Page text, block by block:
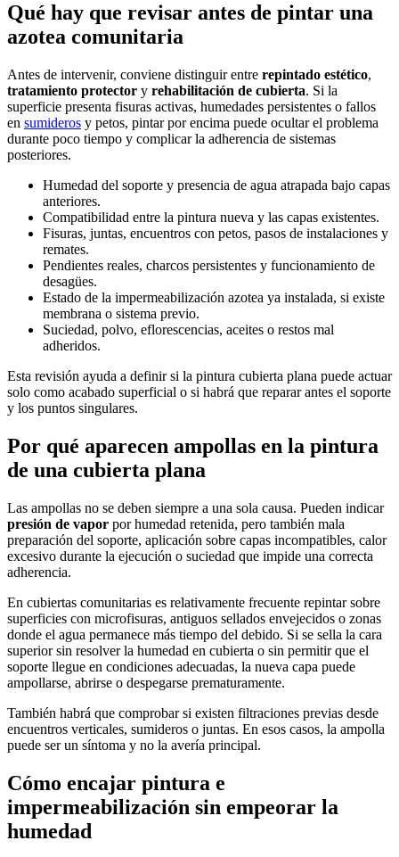
Qué hay que revisar antes de pintar una
azotea comunitaria
Antes de intervenir, conviene distinguir entre repintado estético,
tratamiento protector y rehabilitación de cubierta. Si la
superficie presenta fisuras activas, humedades persistentes o fallos
en sumideros y petos, pintar por encima puede ocultar el problema
durante poco tiempo y complicar la adherencia de sistemas
posteriores.
Humedad del soporte y presencia de agua atrapada bajo capas
anteriores.
Compatibilidad entre la pintura nueva y las capas existentes.
Fisuras, juntas, encuentros con petos, pasos de instalaciones y
remates.
Pendientes reales, charcos persistentes y funcionamiento de
desagües.
Estado de la impermeabilización azotea ya instalada, si existe
membrana o sistema previo.
Suciedad, polvo, eflorescencias, aceites o restos mal
adheridos.
Esta revisión ayuda a definir si la pintura cubierta plana puede actuar
solo como acabado superficial o si habrá que reparar antes el soporte
y los puntos singulares.
Por qué aparecen ampollas en la pintura
de una cubierta plana
Las ampollas no se deben siempre a una sola causa. Pueden indicar
presión de vapor por humedad retenida, pero también mala
preparación del soporte, aplicación sobre capas incompatibles, calor
excesivo durante la ejecución o suciedad que impide una correcta
adherencia.
En cubiertas comunitarias es relativamente frecuente repintar sobre
superficies con microfisuras, antiguos sellados envejecidos o zonas
donde el agua permanece más tiempo del debido. Si se sella la cara
superior sin resolver la humedad en cubierta o sin permitir que el
soporte llegue en condiciones adecuadas, la nueva capa puede
ampollarse, abrirse o despegarse prematuramente.
También habrá que comprobar si existen filtraciones previas desde
encuentros verticales, sumideros o juntas. En esos casos, la ampolla
puede ser un síntoma y no la avería principal.
Cómo encajar pintura e
impermeabilización sin empeorar la
humedad